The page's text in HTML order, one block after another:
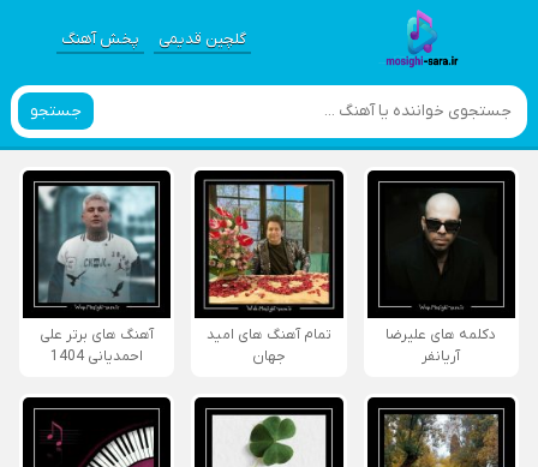
گلچین قدیمی پخش آهنگ
جستجو
دکلمه های علیرضا
آریانفر
تمام آهنگ های امید
جهان
آهنگ های برتر علی
احمدیانی 1404